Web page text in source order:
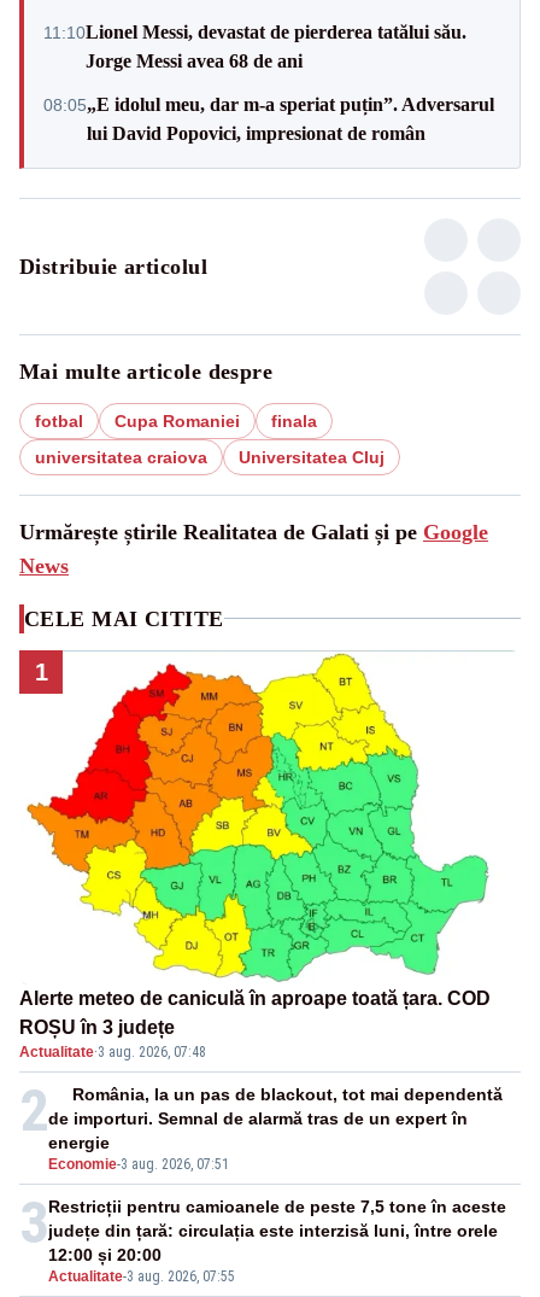
11:10Lionel Messi, devastat de pierderea tatălui său.
Jorge Messi avea 68 de ani
08:05„E idolul meu, dar m-a speriat puțin”. Adversarul
lui David Popovici, impresionat de român
Distribuie articolul
Mai multe articole despre
fotbal Cupa Romaniei
finala
universitatea craiova
Universitatea Cluj
Urmărește știrile Realitatea de Galati și pe Google
News
CELE MAI CITITE
1
Alerte meteo de caniculă în aproape toată țara. COD
ROȘU în 3 județe
Actualitate·3 aug. 2026, 07:48
2
Economie-3 aug. 2026, 07:51
România, la un pas de blackout, tot mai dependentă
de importuri. Semnal de alarmă tras de un expert în
energie
3
Actualitate-3 aug. 2026, 07:55
Restricții pentru camioanele de peste 7,5 tone în aceste
județe din țară: circulația este interzisă luni, între orele
12:00 și 20:00